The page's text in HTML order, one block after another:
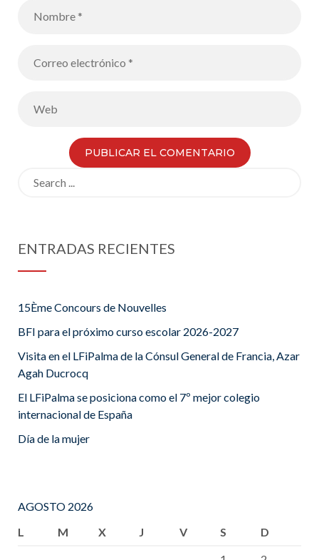
ENTRADAS RECIENTES
15Ème Concours de Nouvelles
BFI para el próximo curso escolar 2026-2027
Visita en el LFiPalma de la Cónsul General de Francia, Azar
Agah Ducrocq
El LFiPalma se posiciona como el 7º mejor colegio
internacional de España
Día de la mujer
AGOSTO 2026
L
M X J V S
D